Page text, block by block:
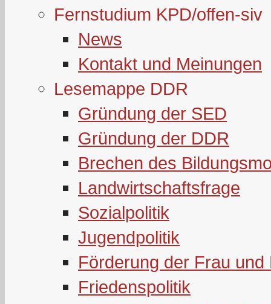
Fernstudium KPD/offen-siv
News
Kontakt und Meinungen
Lesemappe DDR
Gründung der SED
Gründung der DDR
Brechen des
Landwirtschaftsfrage
Sozialpolitik
Jugendpolitik
Förderung der Frau und
Friedenspolitik